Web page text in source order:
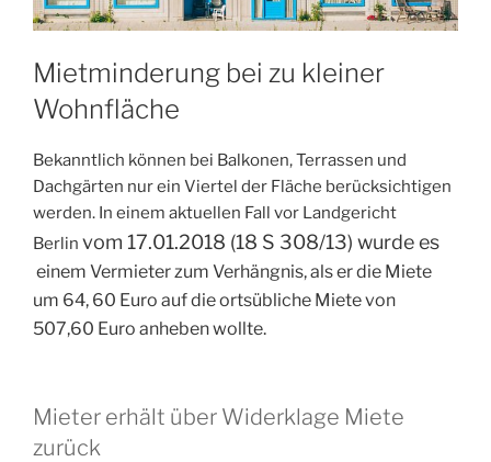
Mietminderung bei zu kleiner
Wohnfläche
Bekanntlich können bei Balkonen, Terrassen und
Dachgärten nur ein Viertel der Fläche berücksichtigen
werden. In einem aktuellen Fall vor Landgericht
Berlin vom 17.01.2018 (18 S 308/13) wurde es
einem Vermieter zum Verhängnis, als er die Miete
um 64, 60 Euro auf die ortsübliche Miete von
507,60 Euro anheben wollte.
Mieter erhält über Widerklage Miete
zurück